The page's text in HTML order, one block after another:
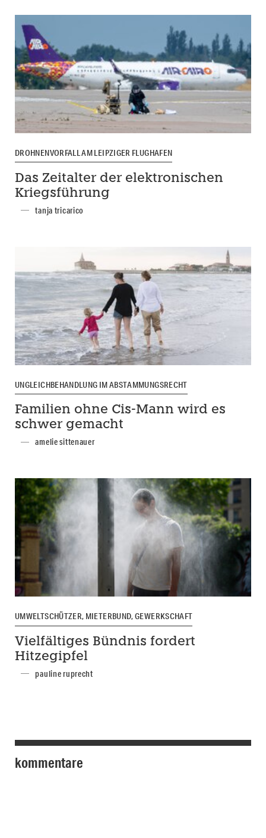
DROHNENVORFALL AM LEIPZIGER FLUGHAFEN
Das Zeitalter der elektronischen
Kriegsführung
tanja tricarico
UNGLEICHBEHANDLUNG IM ABSTAMMUNGSRECHT
Familien ohne Cis-Mann wird es
schwer gemacht
amelie sittenauer
UMWELTSCHÜTZER, MIETERBUND, GEWERKSCHAFT
Vielfältiges Bündnis fordert
Hitzegipfel
pauline ruprecht
kommentare